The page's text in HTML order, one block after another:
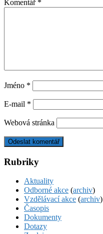
Komentář *
Jméno *
E-mail *
Webová stránka
Rubriky
Aktuality
Odborné akce (archiv)
Vzdělávací akce (archiv)
Časopis
Dokumenty
Dotazy